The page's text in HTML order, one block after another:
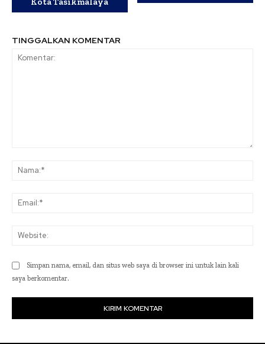
TINGGALKAN KOMENTAR
Simpan nama, email, dan situs web saya di browser ini untuk lain kali
saya berkomentar.